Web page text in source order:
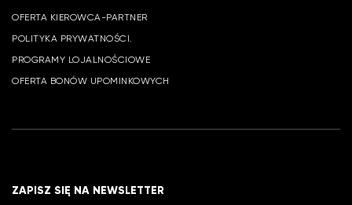
OFERTA KIEROWCA-PARTNER
POLITYKA PRYWATNOŚCI.
PROGRAMY LOJALNOŚCIOWE
OFERTA BONÓW UPOMINKOWYCH
ZAPISZ SIĘ NA NEWSLETTER